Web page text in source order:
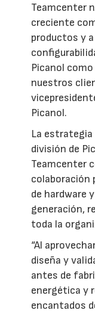
Teamcenter
creciente
productos y
Picanol
nuestros
Picanol.
La
división de
Teamcenter
colaboración
de hardware
generación,
toda la
“Al
diseña y
antes de
energética y
encantados